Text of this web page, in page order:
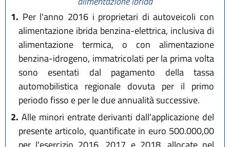
1. Per l'anno 2016 i proprietari di autoveicoli con
alimentazione ibrida benzina-elettrica, inclusiva di
alimentazione termica, o con alimentazione
benzina-idrogeno, immatricolati per la prima volta
sono esentati dal pagamento della tassa
automobilistica regionale dovuta per il primo
periodo fisso e per le due annualità successive.
2. Alle minori entrate derivanti dall'applicazione del
presente articolo, quantificate in euro 500.000,00